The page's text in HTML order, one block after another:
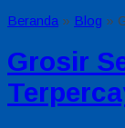
Beranda » Blog »
Grosir